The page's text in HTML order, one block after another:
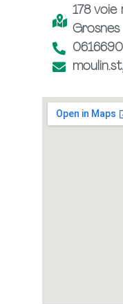
178 voie
Grosnes